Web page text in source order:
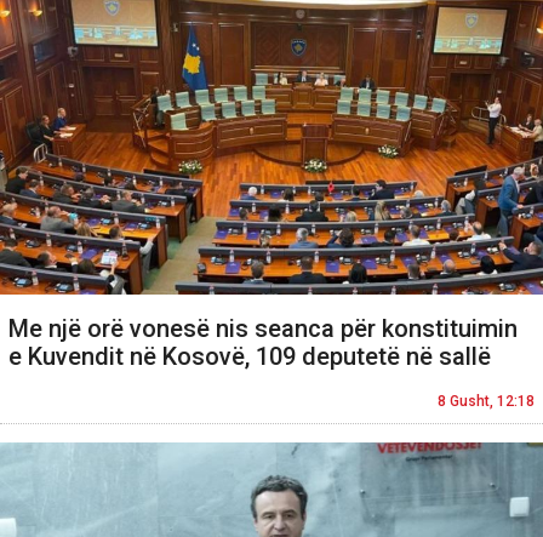
Me një orë vonesë nis seanca për konstituimin
e Kuvendit në Kosovë, 109 deputetë në sallë
8 Gusht, 12:18